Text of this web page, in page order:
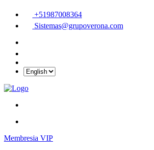
+51987008364
Sistemas@grupoverona.com
Membresia VIP